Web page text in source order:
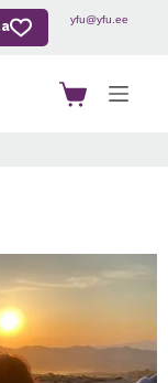
yfu@yfu.ee